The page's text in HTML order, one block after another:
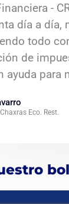
-
día a día,
todo
de
ayuda para
Eco. Rest.